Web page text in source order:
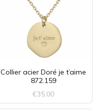
la
page
du
produit
Collier acier Doré je t’aime
872.159
€35,00